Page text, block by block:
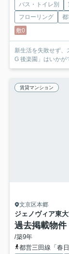
バス・トイレ別
フローリング
都
敷0
新生活を失敗せず
G 後楽園」はいかが
賃貸マンション
文京区本郷
ジェノヴィア東
過去掲載物件
/築9年
都営三田線「春